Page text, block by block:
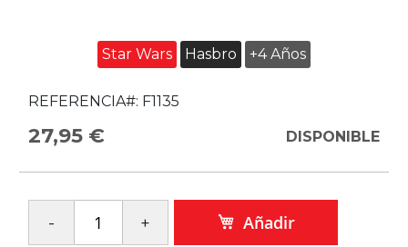
Star Wars Hasbro +4 Años
REFERENCIA#: F1135
27,95 € DISPONIBLE
Añadir